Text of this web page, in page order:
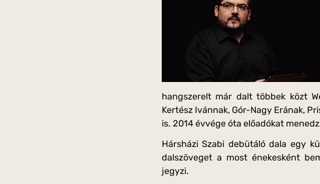
hangszerelt már dalt többek közt
Kertész Ivánnak, Gór-Nagy Erának,
is. 2014 évvége óta előadókat
Hársházi Szabi debütáló dala egy
dalszöveget a most énekesként
jegyzi.